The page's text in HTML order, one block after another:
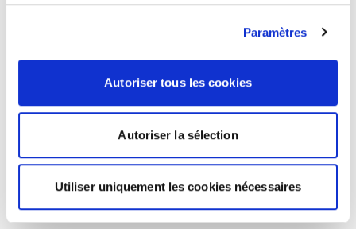
Paramètres
Autoriser tous les cookies
Autoriser la sélection
Utiliser uniquement les cookies nécessaires